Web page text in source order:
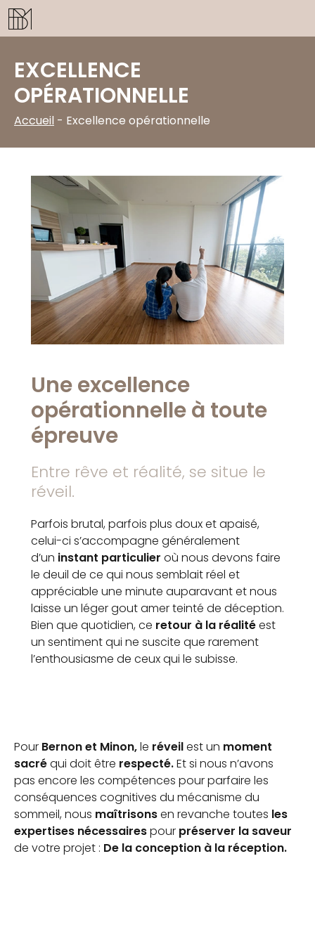
EXCELLENCE
OPÉRATIONNELLE
Accueil - Excellence opérationnelle
Une excellence
opérationnelle à toute
épreuve
Entre rêve et réalité, se situe le
réveil.
Parfois brutal, parfois plus doux et apaisé,
celui-ci s’accompagne généralement
d’un instant particulier où nous devons faire
le deuil de ce qui nous semblait réel et
appréciable une minute auparavant et nous
laisse un léger gout amer teinté de déception.
Bien que quotidien, ce retour à la réalitéest
un sentiment qui ne suscite que rarement
l’enthousiasme de ceux qui le subisse.
Pour Bernon et Minon,le réveilest un moment
sacréqui doit être respecté.Et si nous n’avons
pas encore les compétences pour parfaire les
conséquences cognitives du mécanisme du
sommeil, nous maîtrisonsen revanche toutes les
expertises nécessairespour préserver la saveur
de votre projet : De la conception à la réception.
Panneau de gestion des cookies